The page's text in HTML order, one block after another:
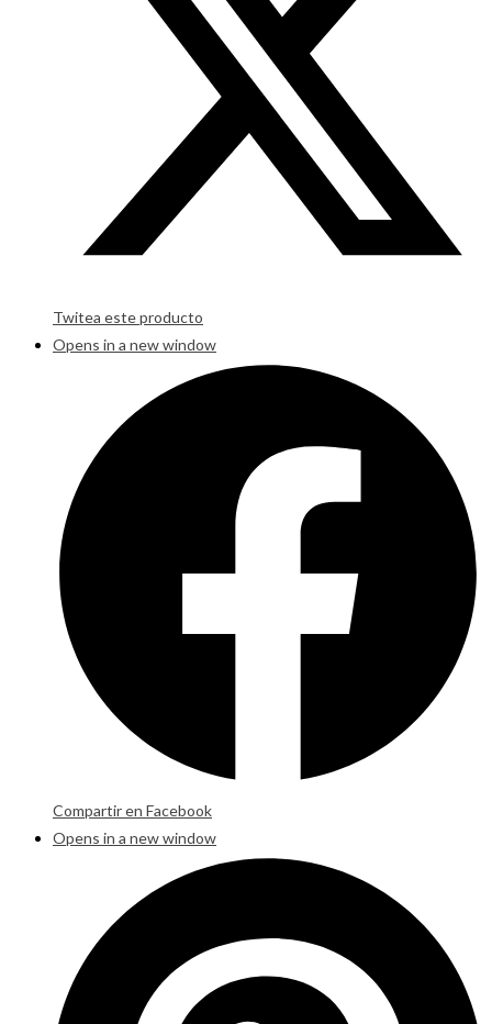
Twitea este producto
Opens in a new window
Compartir en Facebook
Opens in a new window